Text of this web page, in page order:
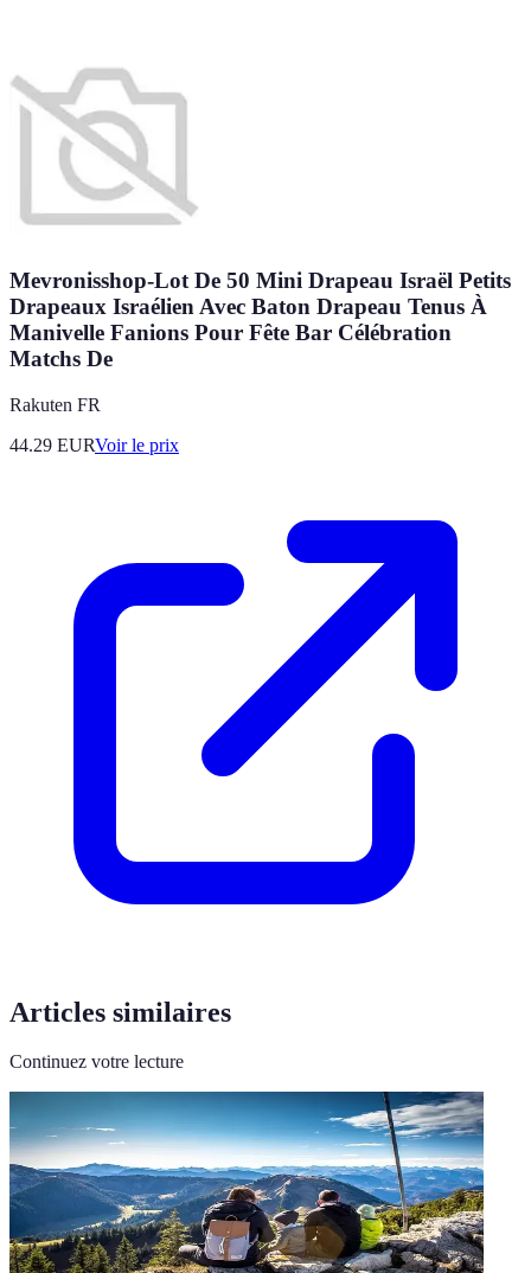
Mevronisshop-Lot De 50 Mini Drapeau Israël Petits
Drapeaux Israélien Avec Baton Drapeau Tenus À
Manivelle Fanions Pour Fête Bar Célébration
Matchs De
Rakuten FR
44.29 EURVoir le prix
Articles similaires
Continuez votre lecture